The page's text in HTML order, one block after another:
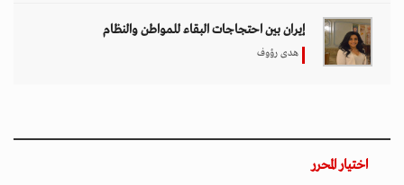
إيران بين احتجاجات البقاء للمواطن والنظام
هدى رؤوف
اختيار المحرر